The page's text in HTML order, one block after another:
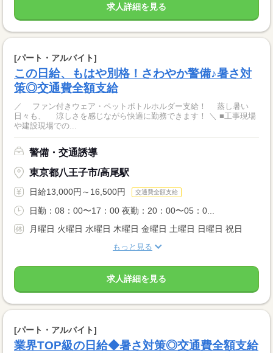
求人詳細を見る
[パート・アルバイト]
この日給、もはや別格！さわやか警備♪暑さ対
策◎交通費全額支給
／ ファン付きウェア・ペットボトルホルダー支給！ 蒸し暑い
日々も、 涼しさを感じながら快適に勤務できます！ ＼ ■工事現場
や建設現場での...
警備・交通誘導
東京都八王子市/高尾駅
日給13,000円～16,500円 交通費全額支給
日勤：08：00〜17：00 夜勤：20：00〜05：0...
月曜日 火曜日 水曜日 木曜日 金曜日 土曜日 日曜日 祝日
もっと見る
求人詳細を見る
[パート・アルバイト]
業界TOP級の日給◆暑さ対策◎交通費全額支給